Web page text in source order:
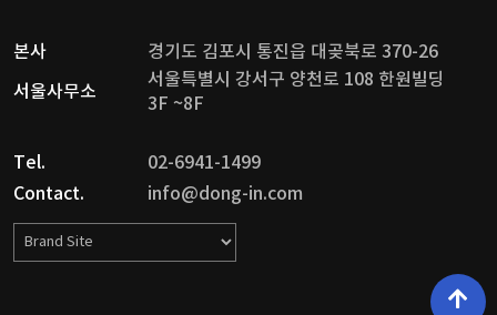
본사
경기도 김포시 통진읍 대곶북로 370-26
서울사무소
서울특별시 강서구 양천로 108 한원빌딩
3F ~8F
Tel.
02-6941-1499
Contact.
info@dong-in.com